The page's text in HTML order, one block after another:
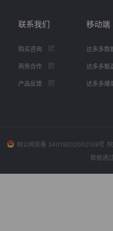
联系我们
购买咨询
商务合作
产品反馈
移动端
达多多数
达多多甄
达多多爆
皖公网安备 34019202002109号
数据通